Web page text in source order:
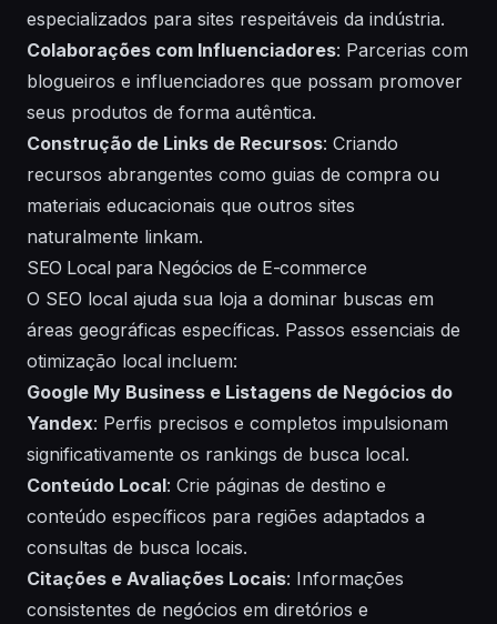
especializados para sites respeitáveis da indústria.
Colaborações com Influenciadores: Parcerias com
blogueiros e influenciadores que possam promover
seus produtos de forma autêntica.
Construção de Links de Recursos: Criando
recursos abrangentes como guias de compra ou
materiais educacionais que outros sites
naturalmente linkam.
SEO Local para Negócios de E-commerce
O SEO local ajuda sua loja a dominar buscas em
áreas geográficas específicas. Passos essenciais de
otimização local incluem:
Google My Business e Listagens de Negócios do
Yandex: Perfis precisos e completos impulsionam
significativamente os rankings de busca local.
Conteúdo Local: Crie páginas de destino e
conteúdo específicos para regiões adaptados a
consultas de busca locais.
Citações e Avaliações Locais: Informações
consistentes de negócios em diretórios e